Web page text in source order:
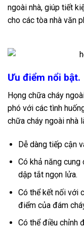
ngoài nhà, giúp tiết
cho các tòa nhà văn
Ưu điểm nổi bật.
Họng chữa cháy
phó với các tình
chữa cháy ngoài nhà
Dễ dàng tiếp cận
Có khả năng
dập tắt ngọn lửa.
Có thể kết nối với
điểm của đám
Có thể điều chỉnh